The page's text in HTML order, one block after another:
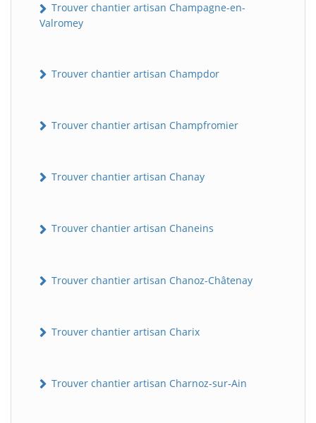
Trouver chantier artisan Champagne-en-
Valromey
Trouver chantier artisan Champdor
Trouver chantier artisan Champfromier
Trouver chantier artisan Chanay
Trouver chantier artisan Chaneins
Trouver chantier artisan Chanoz-Châtenay
Trouver chantier artisan Charix
Trouver chantier artisan Charnoz-sur-Ain